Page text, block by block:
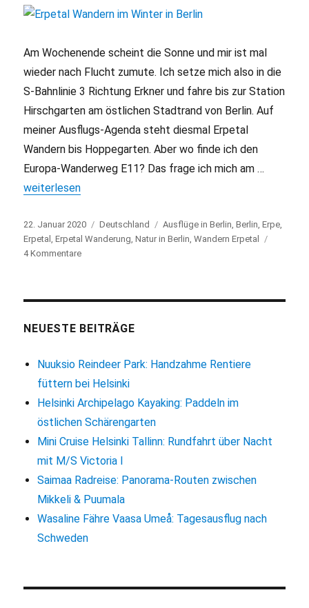
Am Wochenende scheint die Sonne und mir ist mal
wieder nach Flucht zumute. Ich setze mich also in die
S-Bahnlinie 3 Richtung Erkner und fahre bis zur Station
Hirschgarten am östlichen Stadtrand von Berlin. Auf
meiner Ausflugs-Agenda steht diesmal Erpetal
Wandern bis Hoppegarten. Aber wo finde ich den
Europa-Wanderweg E11? Das frage ich mich am …
„Erpetal Wandern im Winter in Berlin“
weiterlesen
Veröffentlicht
am
22. Januar 2020 Kategorien
Deutschland Schlagwörter
Ausflüge in Berlin ,Berlin ,Erpe
Erpetal
,Erpetal Wanderung ,Natur in Berlin ,Wandern Erpetal
4 Kommentare
in
NEUESTE BEITRÄGE
Nuuksio Reindeer Park: Handzahme Rentiere
füttern bei Helsinki
Helsinki Archipelago Kayaking: Paddeln im
östlichen Schärengarten
Mini Cruise Helsinki Tallinn: Rundfahrt über Nacht
mit M/S Victoria I
Saimaa Radreise: Panorama-Routen zwischen
Mikkeli & Puumala
Wasaline Fähre Vaasa Umeå: Tagesausflug nach
Schweden